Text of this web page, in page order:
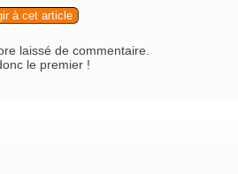
à cet article
laissé de commentaire.
le premier !